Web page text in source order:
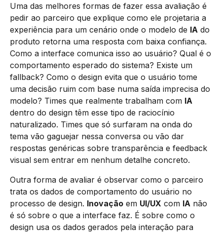
Uma das melhores formas de fazer essa avaliação é
pedir ao parceiro que explique como ele projetaria a
experiência para um cenário onde o modelo de IA do
produto retorna uma resposta com baixa confiança.
Como a interface comunica isso ao usuário? Qual é o
comportamento esperado do sistema? Existe um
fallback? Como o design evita que o usuário tome
uma decisão ruim com base numa saída imprecisa do
modelo? Times que realmente trabalham com IA
dentro do design têm esse tipo de raciocínio
naturalizado. Times que só surfaram na onda do
tema vão gaguejar nessa conversa ou vão dar
respostas genéricas sobre transparência e feedback
visual sem entrar em nenhum detalhe concreto.
Outra forma de avaliar é observar como o parceiro
trata os dados de comportamento do usuário no
processo de design. Inovação em UI/UX com IA não
é só sobre o que a interface faz. É sobre como o
design usa os dados gerados pela interação para